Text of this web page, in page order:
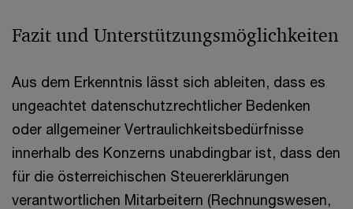
Fazit und Unterstützungsmöglichkeiten
Aus dem Erkenntnis lässt sich ableiten, dass es
ungeachtet datenschutzrechtlicher Bedenken
oder allgemeiner Vertraulichkeitsbedürfnisse
innerhalb des Konzerns unabdingbar ist, dass den
für die österreichischen Steuererklärungen
verantwortlichen Mitarbeitern (Rechnungswesen,